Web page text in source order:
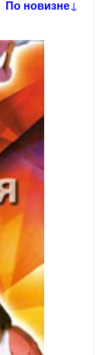
По новизне↓